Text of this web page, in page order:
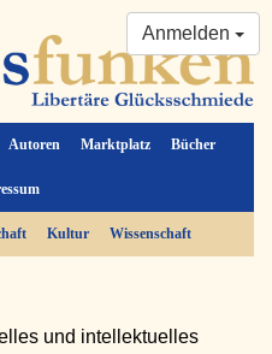
Autoren Marktplatz Bücher
Anmelden
Kultur Wissenschaft
und intellektuelles